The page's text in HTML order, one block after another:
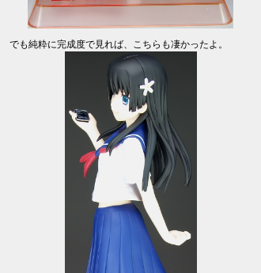
でも純粋に完成度で見れば、こちらも凄かったよ。